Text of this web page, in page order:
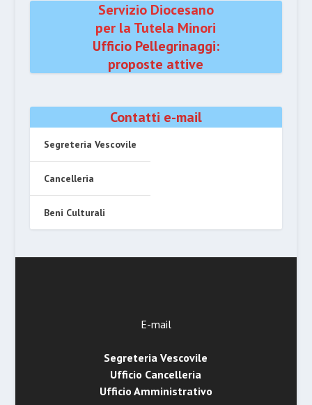
Servizio Diocesano
per la Tutela Minori
Ufficio Pellegrinaggi:
proposte attive
Contatti e-mail
Segreteria Vescovile
Cancelleria
Beni Culturali
E-mail
Segreteria Vescovile
Ufficio Cancelleria
Ufficio Amministrativo